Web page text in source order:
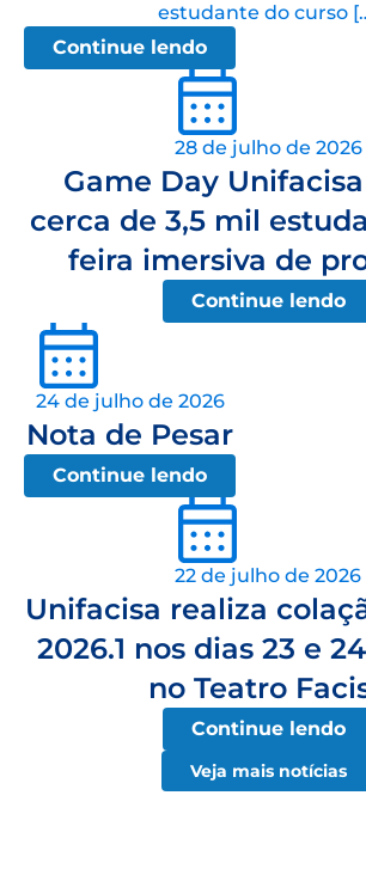
estudante do curso
Continue lendo
28 de julho de 2026
Game Day
cerca de 3,5 mil
feira imersiva de
Continue lendo
24 de julho de 2026
Nota de Pesar
Continue lendo
22 de julho de 2026
Unifacisa realiza
2026.1 nos dias 23 e
no Teatro
Continue lendo
Veja mais notícias